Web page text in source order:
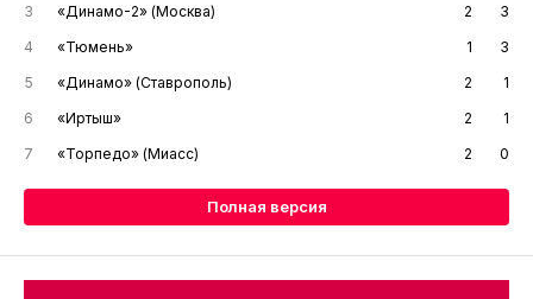
3
«Динамо-2» (Москва) 2
3
4
«Тюмень» 1
3
5
«Динамо» (Ставрополь) 2
1
6
«Иртыш» 2
1
7
«Торпедо» (Миасс) 2 0
Полная версия